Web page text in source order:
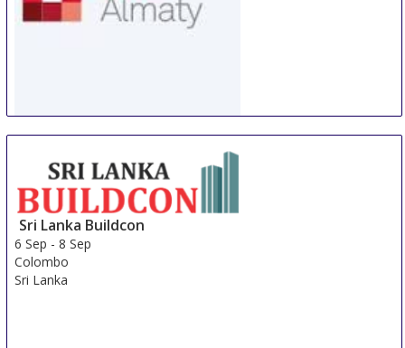
Almaty
Kazakhstan
Sri Lanka Buildcon
6 Sep -8 Sep
Colombo
Sri Lanka